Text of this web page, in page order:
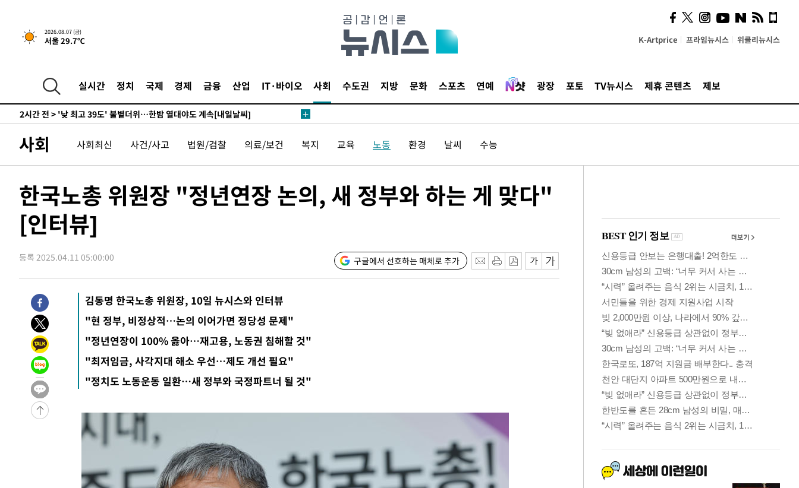
2026.08.07 (금)
서울 29.7℃ K-Artprice 프라임뉴시스 위클리뉴시스
실시간 정치 국제 경제 금융 산업 IT·바이오 사회 수도권 지방 문화 스포츠 연예 광장 포토 TV뉴시스 제휴 콘텐츠 제보
-8750초 전 >경찰, '홍명보는 2순위' 결론냈던 스포츠윤리센터도 압수수색
1시간 전 >[속보]합참 "北 발사체는 단거리탄도미사일…감시·경계태세 강화"
2시간 전 >[속보] SKT, 에이닷 서비스 장애 발생…"원인 파악 중"
[속보]합참 "북, 동해상으로 미상 발사체 발사"
2시간 전 > '낮 최고 39도' 불볕더위…한밤 열대야도 계속[내일날씨]
2시간 전 >
"韓 외환시장 개입 관측 배경엔 美의 대한국 무역적자 있어"
2시간 전 >'월드컵 탈락 후폭풍' 축구협회…초유의 압수수색에 '충격·당황'
2시간 전 >[속보]종합특검, 대검 추가 압수수색…내란 중요임무종사 혐의
3시간 전 >[속보]코스닥, 800p 회복…0.26% 오른 801.67 마감
3시간 전 >[속보]코스피, 301.88포인트(4.58%) 내린 6296.38 마감
4시간 전 >"여기 떨어졌다"…다누리, 스페이스X 로켓 달 충돌 흔적 포착
5시간 전 >손흥민, 5경기 연속골 실패…LAFC는 승부차기 끝 과달라하라 격파
7시간 전 >
내일까지 39도 '펄펄'…기상청 "태풍 지나며 폭염 잠시 꺾인다"
-11856초 전 >
'월드컵 탈락 후폭풍' 축구협회…11시간 걸린 초유의 압수수색(종
-11292초 전 >
[속보] 뉴욕증시, 혼조 출발…나스닥 0.3%↓, 다우 0.14%↑
-10085초 전 >
축구협회, 15년 전 심판 성 접대 파문에 "현재는 내부 지침 준수"
-8770초 전 >
경찰, '홍명보는 2순위' 결론냈던 스포츠윤리센터도 압수수색
1시간 전 >
[속보]합참 "北 발사체는 단거리탄도미사일…감시·경계태세 강화"
1시간 전 >
2시간 전 >
[속보] SKT, 에이닷 서비스 장애 발생…"원인 파악 중"
[속보]합참 "북, 동해상으로 미상 발사체 발사"
'낮 최고 39도' 불볕더위…한밤 열대야도 계속[내일날씨]
[속보]7~9일 프로야구 3연전도 폭염 취소…11일 재개
"韓 외환시장 개입 관측 배경엔 美의 대한국 무역적자 있어"
사회 사회최신 사건/사고 법원/검찰 의료/보건 복지 교육 노동 환경 날씨 수능
한국노총 위원장 "정년연장 논의, 새 정부와 하는 게 맞다"
[인터뷰]
등록 2025.04.11 05:00:00 구글에서 선호하는 매체로 추가
김동명 한국노총 위원장, 10일 뉴시스와 인터뷰
"현 정부, 비정상적…논의 이어가면 정당성 문제"
"정년연장이 100% 옳아…재고용, 노동권 침해할 것"
"최저임금, 사각지대 해소 우선…제도 개선 필요"
"정치도 노동운동 일환…새 정부와 국정파트너 될 것"
의견, 국토부·LH에 충실히
전달할 것"